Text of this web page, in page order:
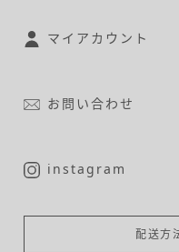
マイアカウント
お問い合わせ
instagram
配送方